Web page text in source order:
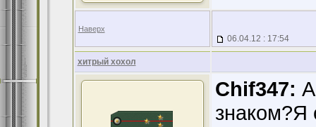
Наверх
06.04.12 : 17:54
хитрый хохол
Chif347:
знаком?Я